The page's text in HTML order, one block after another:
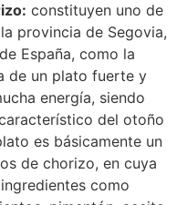
constituyen uno de
provincia de Segovia,
España, como la
de un plato fuerte y
energía, siendo
del otoño
es básicamente un
de chorizo, en cuya
como